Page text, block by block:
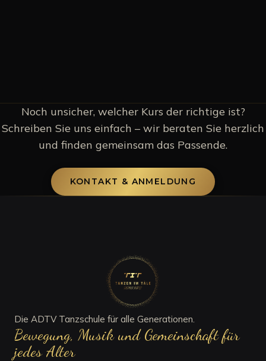
Noch unsicher, welcher Kurs der richtige ist?
Schreiben Sie uns einfach – wir beraten Sie herzlich
und finden gemeinsam das Passende.
KONTAKT & ANMELDUNG
Die ADTV Tanzschule für alle Generationen.
Bewegung, Musik und Gemeinschaft für
jedes Alter